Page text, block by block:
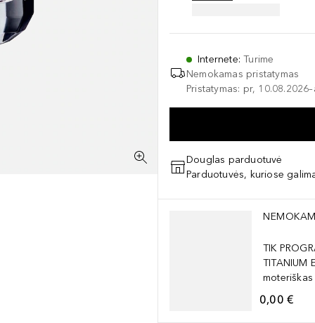
Internete:Turime
Nemokamas pristatymas
Pristatymas: pr,
Douglas parduotuvė
Parduotuvės, kuriose
Praleisti slankiklį
TIK
TITANIUM
0,00 €